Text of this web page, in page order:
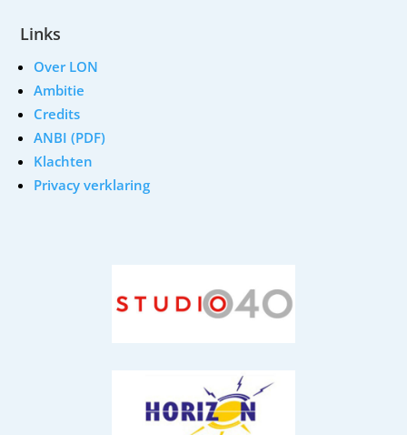
Links
Over LON
Ambitie
Credits
ANBI (PDF)
Klachten
Privacy verklaring